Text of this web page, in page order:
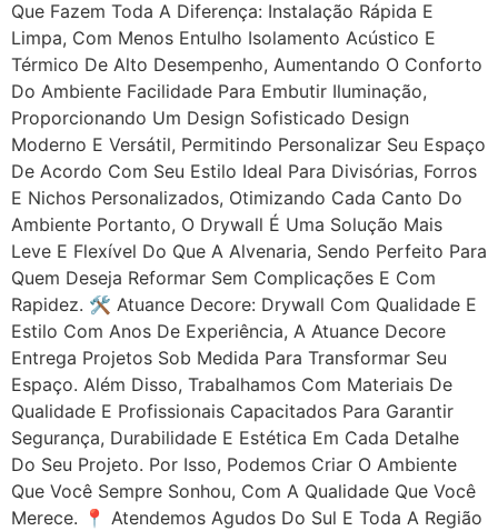
Que Fazem Toda A Diferença: Instalação Rápida E
Limpa, Com Menos Entulho Isolamento Acústico E
Térmico De Alto Desempenho, Aumentando O Conforto
Do Ambiente Facilidade Para Embutir Iluminação,
Proporcionando Um Design Sofisticado Design
Moderno E Versátil, Permitindo Personalizar Seu Espaço
De Acordo Com Seu Estilo Ideal Para Divisórias, Forros
E Nichos Personalizados, Otimizando Cada Canto Do
Ambiente Portanto, O Drywall É Uma Solução Mais
Leve E Flexível Do Que A Alvenaria, Sendo Perfeito Para
Quem Deseja Reformar Sem Complicações E Com
Rapidez. 🛠 Atuance Decore: Drywall Com Qualidade E
Estilo Com Anos De Experiência, A Atuance Decore
Entrega Projetos Sob Medida Para Transformar Seu
Espaço. Além Disso, Trabalhamos Com Materiais De
Qualidade E Profissionais Capacitados Para Garantir
Segurança, Durabilidade E Estética Em Cada Detalhe
Do Seu Projeto. Por Isso, Podemos Criar O Ambiente
Que Você Sempre Sonhou, Com A Qualidade Que Você
Merece. 📍 Atendemos Agudos Do Sul E Toda A Região